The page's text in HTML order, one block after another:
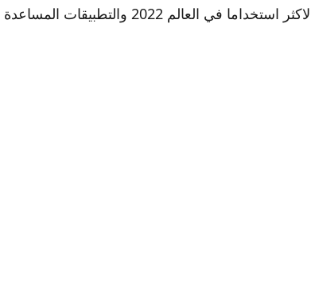
فيما يلي قائمة بأفضل 10 ادوات الاندرويد الاكثر استخداما في العالم 2022 والتطبيقات المساعدة